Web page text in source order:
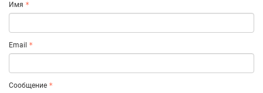
Имя
Email
Сообщение